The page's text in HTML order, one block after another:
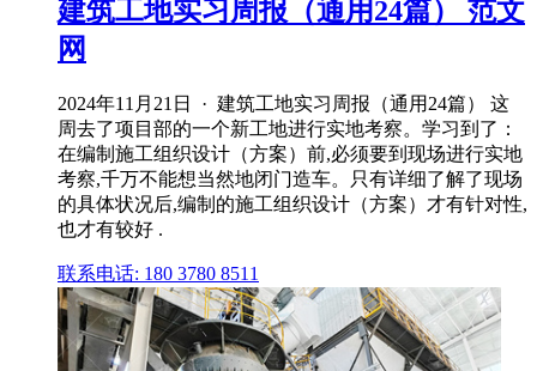
建筑工地实习周报（通用24篇） 范文
网
2024年11月21日 · 建筑工地实习周报（通用24篇） 这
周去了项目部的一个新工地进行实地考察。学习到了：
在编制施工组织设计（方案）前,必须要到现场进行实地
考察,千万不能想当然地闭门造车。只有详细了解了现场
的具体状况后,编制的施工组织设计（方案）才有针对性,
也才有较好 .
联系电话: 180 3780 8511